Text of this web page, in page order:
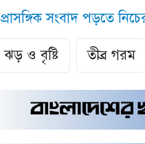
প্রাসঙ্গিক সংবাদ পড়তে
ঝড় ও বৃষ্টি তীব্র গরম